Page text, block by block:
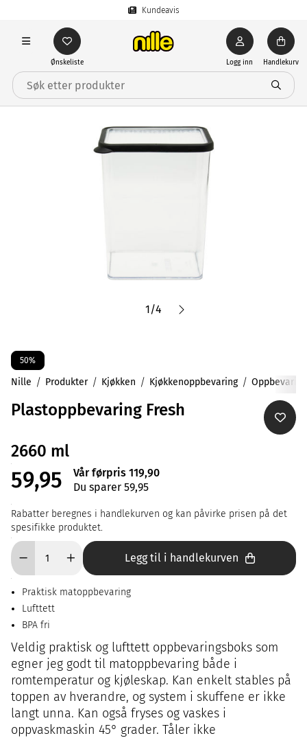
Kundeavis
Ønskeliste Logg inn Handlekurv
1/4
50%
Nille Produkter Kjøkken Kjøkkenoppbevaring
Plastoppbevaring Fresh
2660 ml
59,95
Vår førpris 119,90
Du sparer 59,95
Rabatter beregnes i handlekurven og kan påvirke prisen på det
spesifikke produktet.
Legg til i handlekurven
Praktisk matoppbevaring
Lufttett
BPA fri
Veldig praktisk og lufttett oppbevaringsboks som
egner jeg godt til matoppbevaring både i
romtemperatur og kjøleskap. Kan enkelt stables på
toppen av hverandre, og system i skuffene er ikke
langt unna. Kan også fryses og vaskes i
oppvaskmaskin 45° grader. Tåler ikke